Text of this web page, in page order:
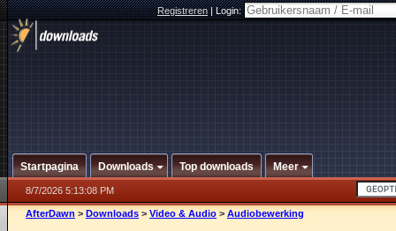
Registreren|Login:
Startpagina Downloads Top downloads Meer
8/7/2026 5:13:08 PM
AfterDawn > Downloads > Video & Audio > Audiobewerking